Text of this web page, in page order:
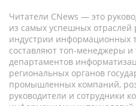
Читатели CNews — это
из самых успешных отраслей
индустрии информационных
составляют топ-менеджеры и
департаментов
региональных органов
промышленных компаний,
руководители и сотрудники